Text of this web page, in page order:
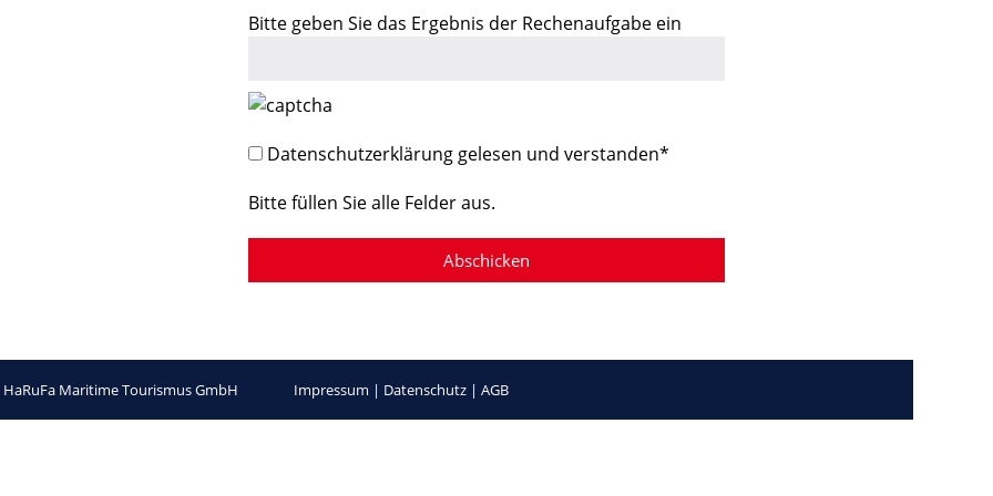
Bitte geben Sie das Ergebnis der Rechenaufgabe ein
Datenschutzerklärung gelesen und verstanden*
Bitte füllen Sie alle Felder aus.
Maritime Tourismus GmbH Impressum | Datenschutz | AGB